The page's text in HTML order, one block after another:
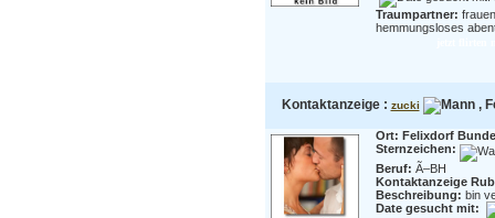
Traumpartner:
hemmungsloses
Kontaktanzeige : zucki ,
Ort: Felixdorf
Sternzeichen:
Beruf: Ã–BH
Kontaktanzeige
Beschreibung: bin
Date gesucht mit: